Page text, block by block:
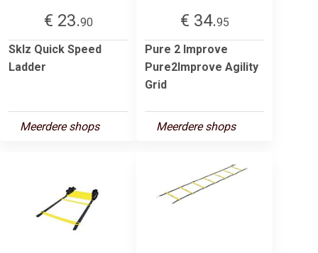
€ 23.90
Sklz Quick Speed
Ladder
Meerdere shops
€ 34.95
Pure 2 Improve
Pure2Improve Agility
Grid
Meerdere shops